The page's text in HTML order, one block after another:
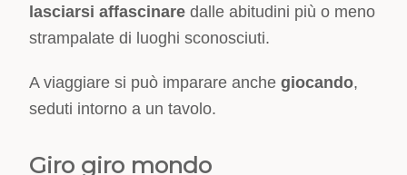
lasciarsi affascinare dalle abitudini più o meno
strampalate di luoghi sconosciuti.
A viaggiare si può imparare anchegiocando,
seduti intorno a un tavolo.
Giro giro mondo